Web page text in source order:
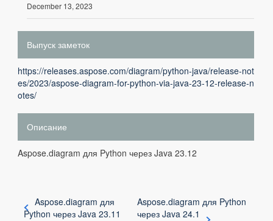
December 13, 2023
Выпуск заметок
https://releases.aspose.com/diagram/python-java/release-not
es/2023/aspose-diagram-for-python-via-java-23-12-release-n
otes/
Описание
Aspose.diagram для Python через Java 23.12
Aspose.diagram для
Python через Java 23.11
Aspose.diagram для Python
через Java 24.1